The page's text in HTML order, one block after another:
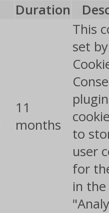
Duration
11
months
This
set
to
user
for
in